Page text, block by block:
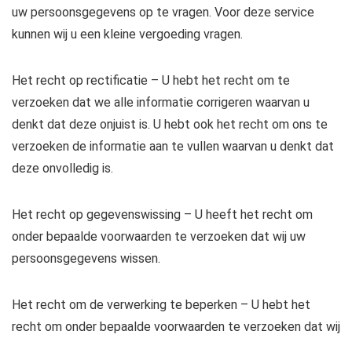
uw persoonsgegevens op te vragen. Voor deze service
kunnen wij u een kleine vergoeding vragen.
Het recht op rectificatie – U hebt het recht om te
verzoeken dat we alle informatie corrigeren waarvan u
denkt dat deze onjuist is. U hebt ook het recht om ons te
verzoeken de informatie aan te vullen waarvan u denkt dat
deze onvolledig is.
Het recht op gegevenswissing – U heeft het recht om
onder bepaalde voorwaarden te verzoeken dat wij uw
persoonsgegevens wissen.
Het recht om de verwerking te beperken – U hebt het
recht om onder bepaalde voorwaarden te verzoeken dat wij